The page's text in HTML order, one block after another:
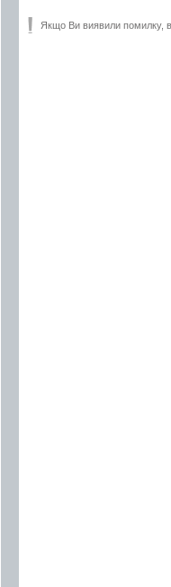
Якщо Ви виявили помилку,